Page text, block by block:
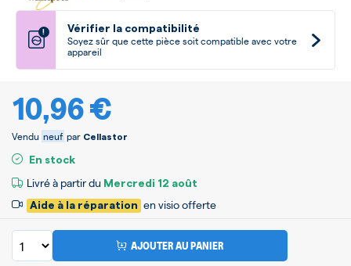
! Vérifier la compatibilité
Soyez sûr que cette pièce soit compatible avec votre
appareil
10,96 €
Vendu neuf par Cellastor
En stock
Livré à partir du Mercredi 12 août
Aide à la réparation en visio offerte
AJOUTER AU PANIER